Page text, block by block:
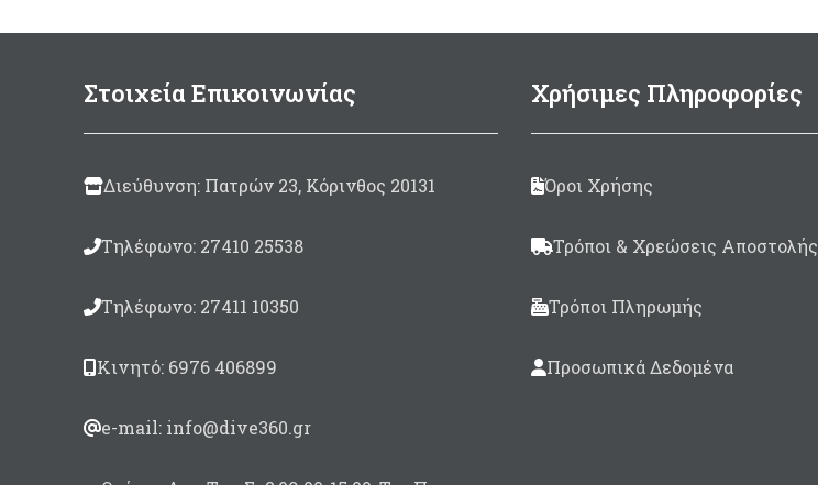
Στοιχεία Επικοινωνίας
Διεύθυνση: Πατρών 23, Κόρινθος 20131
Τηλέφωνο: 27410 25538
Τηλέφωνο: 27411 10350
Κινητό: 6976 406899
e-mail: info@dive360.gr
Χρήσιμες Πληροφορίες
Όροι Χρήσης
Τρόποι & Χρεώσεις Αποστολής
Τρόποι Πληρωμής
Προσωπικά Δεδομένα